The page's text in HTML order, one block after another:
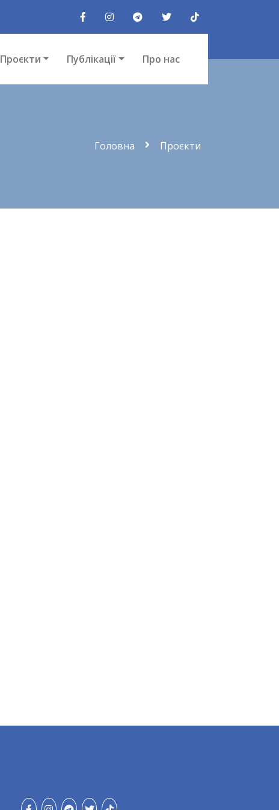
Проєкти Публікації Про нас
Головна Проєкти